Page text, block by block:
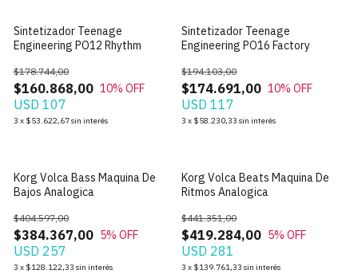
Sintetizador Teenage
Engineering PO12 Rhythm
$160.868,00
$178.744,00
10% OFF
USD 107
3 x $53.622,67sin interés
Sintetizador Teenage
Engineering PO16 Factory
$174.691,00
$194.103,00
10% OFF
USD 117
3 x $58.230,33 sin interés
Korg Volca Bass Maquina De
Bajos Analogica
$384.367,00
$404.597,00
5% OFF
USD 257
3 x $128.122,33 sin interés
Korg Volca Beats Maquina De
Ritmos Analogica
$419.284,00
$441.351,00
5% OFF
USD 281
3 x $139.761,33 sin interés